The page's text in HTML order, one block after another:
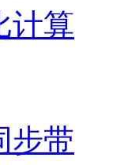
计算
步带